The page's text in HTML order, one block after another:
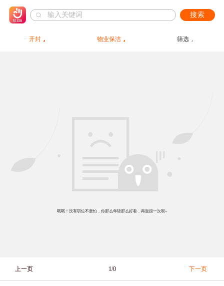
搜索
开封 物业保洁 筛选
哦哦！没有职位不要怕，你那么年轻那么好看，再重搜一次呗~
上一页 1/0 下一页